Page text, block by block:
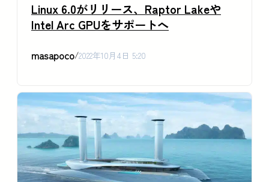
Linux 6.0がリリース、Raptor Lakeや
Intel Arc GPUをサポートへ
masapoco/2022年10月4日 5:20